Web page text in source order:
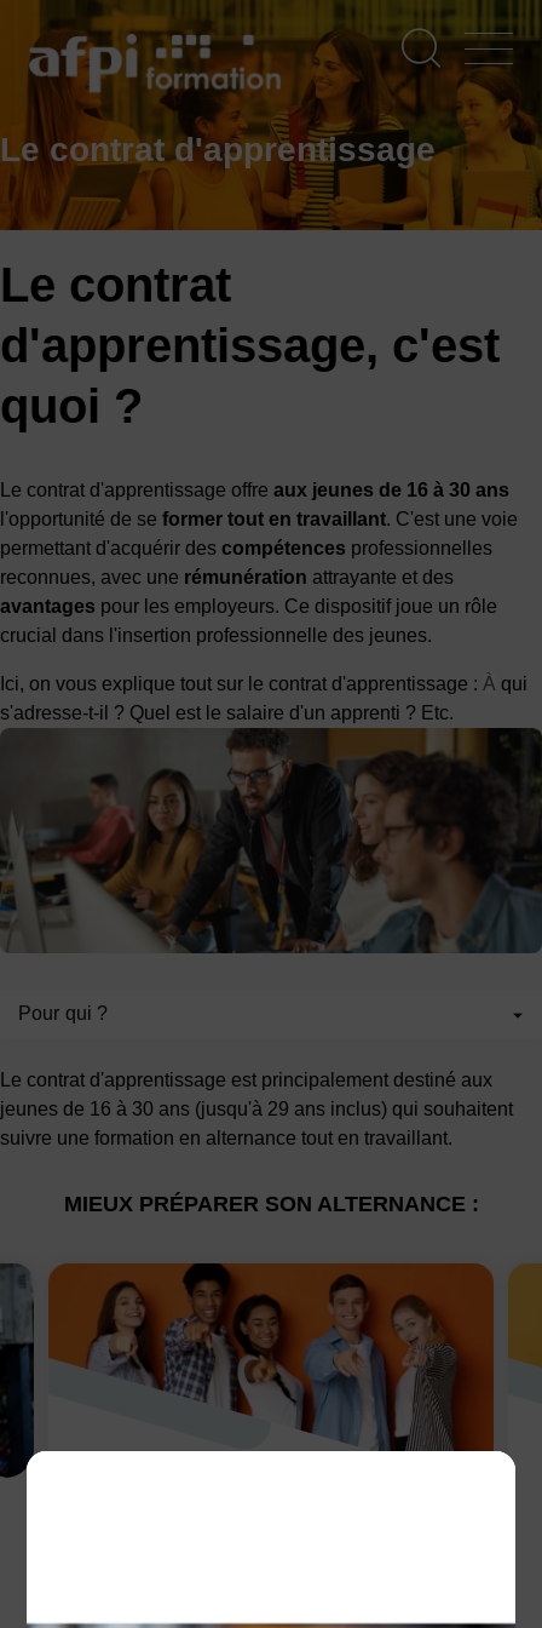
contenu
principal
Le contrat d'apprentissage
Le contrat
d'apprentissage, c'est
quoi ?
Le contrat d'apprentissage offre aux jeunes de 16 à 30 ans
l'opportunité de se former tout en travaillant. C'est une voie
permettant d'acquérir des compétences professionnelles
reconnues, avec une rémunération attrayante et des
avantages pour les employeurs. Ce dispositif joue un rôle
crucial dans l'insertion professionnelle des jeunes.
Ici, on vous explique tout sur le contrat d'apprentissage : À qui
s'adresse-t-il ? Quel est le salaire d'un apprenti ? Etc.
Pour qui ?
Le contrat d'apprentissage est principalement destiné aux
jeunes de 16 à 30 ans (jusqu'à 29 ans inclus) qui souhaitent
suivre une formation en alternance tout en travaillant.
MIEUX PRÉPARER SON ALTERNANCE :